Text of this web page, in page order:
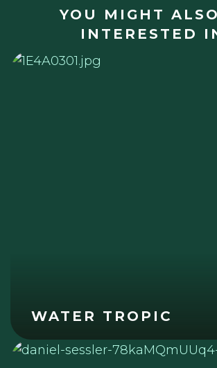
YOU MIGHT
INTERESTED
WATER TROPIC